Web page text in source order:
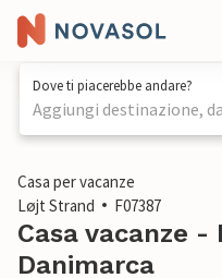
Dove ti piacerebbe andare?
Aggiungi destinazione,
1 / 16
Casa per vacanze
Løjt Strand
F07387
Casa vacanze
Danimarca